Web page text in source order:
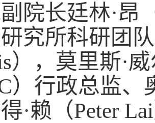
院长廷林·昂
究所科研团
），莫里斯·
）行政总监、
·赖（Peter